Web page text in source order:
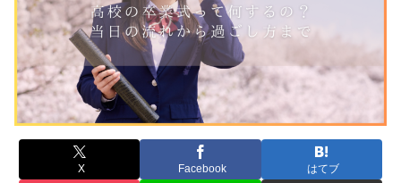
X Facebook はてブ